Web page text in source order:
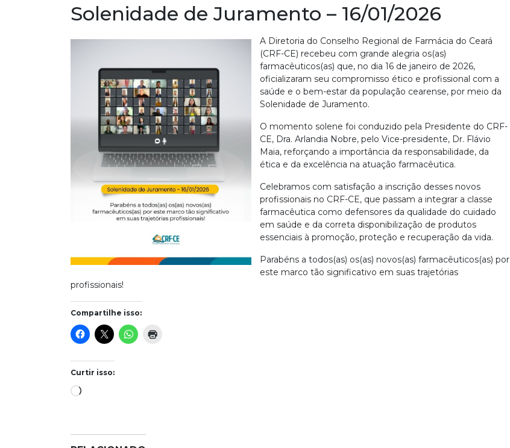
Solenidade de Juramento – 16/01/2026
A Diretoria do Conselho Regional de Farmácia do Ceará
(CRF-CE) recebeu com grande alegria os(as)
farmacêuticos(as) que, no dia 16 de janeiro de 2026,
oficializaram seu compromisso ético e profissional com a
saúde e o bem-estar da população cearense, por meio da
Solenidade de Juramento.
O momento solene foi conduzido pela Presidente do CRF-
CE, Dra. Arlandia Nobre, pelo Vice-presidente, Dr. Flávio
Maia, reforçando a importância da responsabilidade, da
ética e da excelência na atuação farmacêutica.
Celebramos com satisfação a inscrição desses novos
profissionais no CRF-CE, que passam a integrar a classe
farmacêutica como defensores da qualidade do cuidado
em saúde e da correta disponibilização de produtos
essenciais à promoção, proteção e recuperação da vida.
Parabéns a todos(as) os(as) novos(as) farmacêuticos(as) por
este marco tão significativo em suas trajetórias
profissionais!
Compartilhe isso:
Curtir isso:
Carregando...